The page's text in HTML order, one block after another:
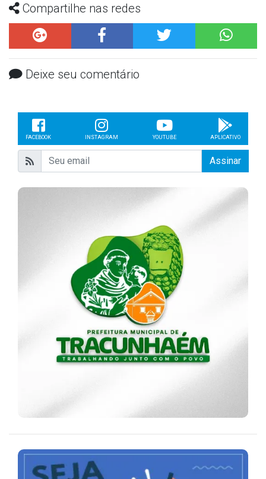
Compartilhe nas redes
Deixe seu comentário
FACEBOOK INSTAGRAM YOUTUBE APLICATIVO
Assinar